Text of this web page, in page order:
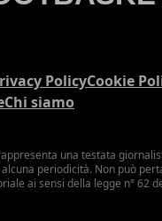
PolicyCookie
Chi siamo
una testata
periodicità. Non può
ai sensi della legge n° 62